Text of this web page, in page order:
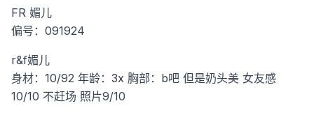
FR 媚儿
偏号：091924
r&f媚儿
身材：10/92 年龄：3x 胸部：b吧 但是奶头美 女友感
10/10 不赶场 照片9/10